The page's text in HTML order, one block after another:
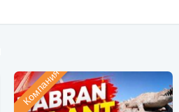
Компания